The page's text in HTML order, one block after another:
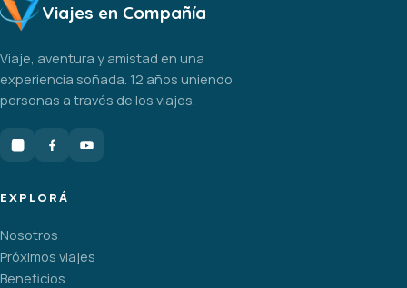
Viajes en Compañía
Viaje, aventura y amistad en una
experiencia soñada. 12 años uniendo
personas a través de los viajes.
EXPLORÁ
Nosotros
Próximos viajes
Beneficios